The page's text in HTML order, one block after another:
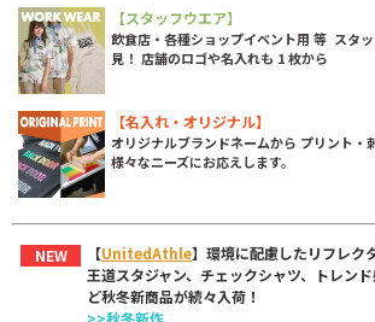
【スタッフウエア】
飲食店・各種ショップイベント用 等 スタ
見！ 店舗のロゴや名入れも 1 枚から
【名入れ・オリジナル】
オリジナルブランドネームから プリント・
様々なニーズにお応えします。
NEW 【UnitedAthle】環境に配慮したリフレク
王道スタジャン、チェックシャツ、トレン
ど秋冬新商品が続々入荷！
>>秋冬新作